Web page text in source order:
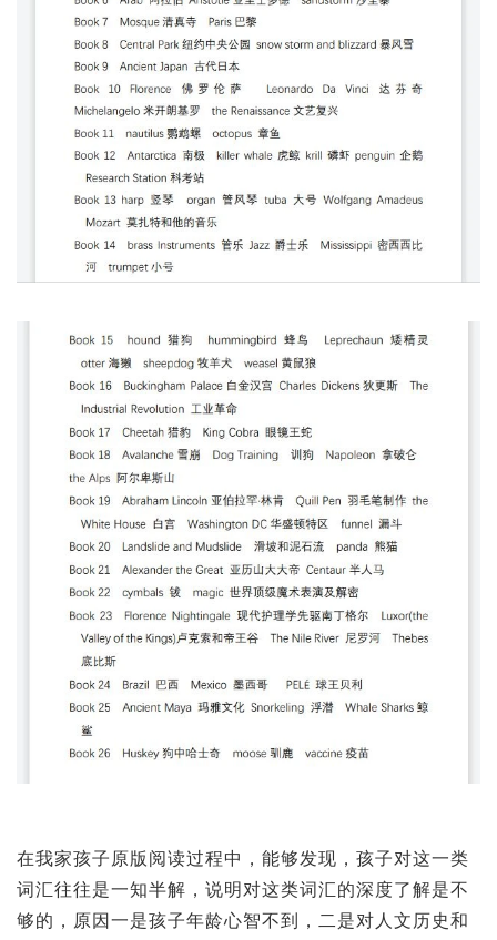
在我家孩子原版阅读过程中，能够发现，孩子对这一类
词汇往往是一知半解，说明对这类词汇的深度了解是不
够的，原因一是孩子年龄心智不到，二是对人文历史和